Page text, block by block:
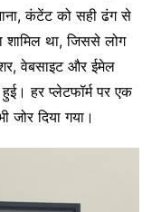
कंटेंट को सही ढंग से
था, जिससे लोग
वेबसाइट और ईमेल
हर प्लेटफॉर्म पर एक
दिया गया।